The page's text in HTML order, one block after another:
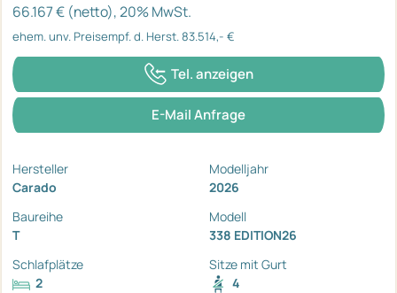
66.167 € (netto), 20% MwSt.
ehem. unv. Preisempf. d. Herst. 83.514,- €
Tel. anzeigen
E-Mail Anfrage
Hersteller
Carado
Modelljahr
2026
Baureihe
T
Modell
338 EDITION26
Schlafplätze
2
Sitze mit Gurt
4